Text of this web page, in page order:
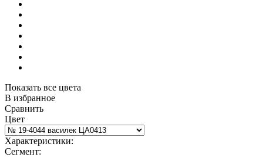
Показать все цвета
В избранное
Сравнить
Цвет
Характеристики:
Сегмент: